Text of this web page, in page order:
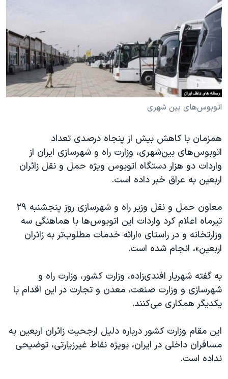
فرهنگ و زندگی
حقوق شهروندی
اقتصادی
علم و فناوری
اسرائیل در جنگ
مستندها
انتخابات ریاست جمهوری آمریکا ۲۰۲۴
حمله جمهوری اسلامی به اسرائیل
رمز مهسا
ورزش زنان در ایران
تریبونال مردمی آبان ۹۸
دادگاه حمید نوری
چهل سال گروگان‌گیری
اعتراضات مردمی آبان ۹۸
اسرائیل در جنگ
نرگس محمدی برنده جایزه نوبل صلح
صفحه‌های ویژه
سفر پرزیدنت ترامپ به چین
دنبال کنید
زبانهای مختلف
اتوبوس‌های بین شهری
همزمان با کاهش بیش از پنجاه درصدی تعداد
اتوبوس‌های بین‌شهری، وزارت راه و شهرسازی ایران از
واردات دو هزار دستگاه اتوبوس ویژه حمل و نقل زائران
اربعین به عراق خبر داده است.
معاون حمل و نقل وزیر راه و شهرسازی روز پنجشنبه ۲۹
تیرماه اعلام کرد واردات این اتوبوس‌ها با هماهنگی سه
وزارتخانه و در راستای «ارائه خدمات مطلوب‌تر به زائران
اربعین»، انجام شده است.
به گفته شهریار افندی‌زاده، وزارت کشور، وزارت راه و
شهرسازی و وزارت صنعت، معدن و تجارت در این اقدام با
یکدیگر همکاری می‌کنند.
این مقام وزارت کشور درباره دلیل ارجحیت زائران اربعین به
مسافران داخلی در ایران، بویژه نقاط غیرزیارتی، توضیحی
نداده است.